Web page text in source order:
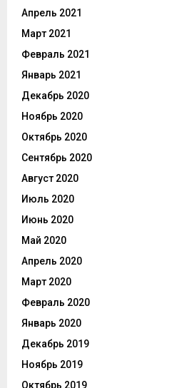
Апрель 2021
Март 2021
Февраль 2021
Январь 2021
Декабрь 2020
Ноябрь 2020
Октябрь 2020
Сентябрь 2020
Август 2020
Июль 2020
Июнь 2020
Май 2020
Апрель 2020
Март 2020
Февраль 2020
Январь 2020
Декабрь 2019
Ноябрь 2019
Октябрь 2019